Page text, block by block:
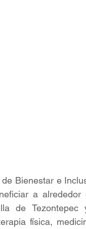
Bienestar e
a
de Tezontepec
física,